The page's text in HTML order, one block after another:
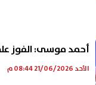
أحمد موسى: الفوز على
الأحد 21/06/2026 08:44 م